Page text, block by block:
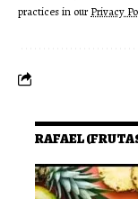
practices in ourPrivacy
RAFAEL